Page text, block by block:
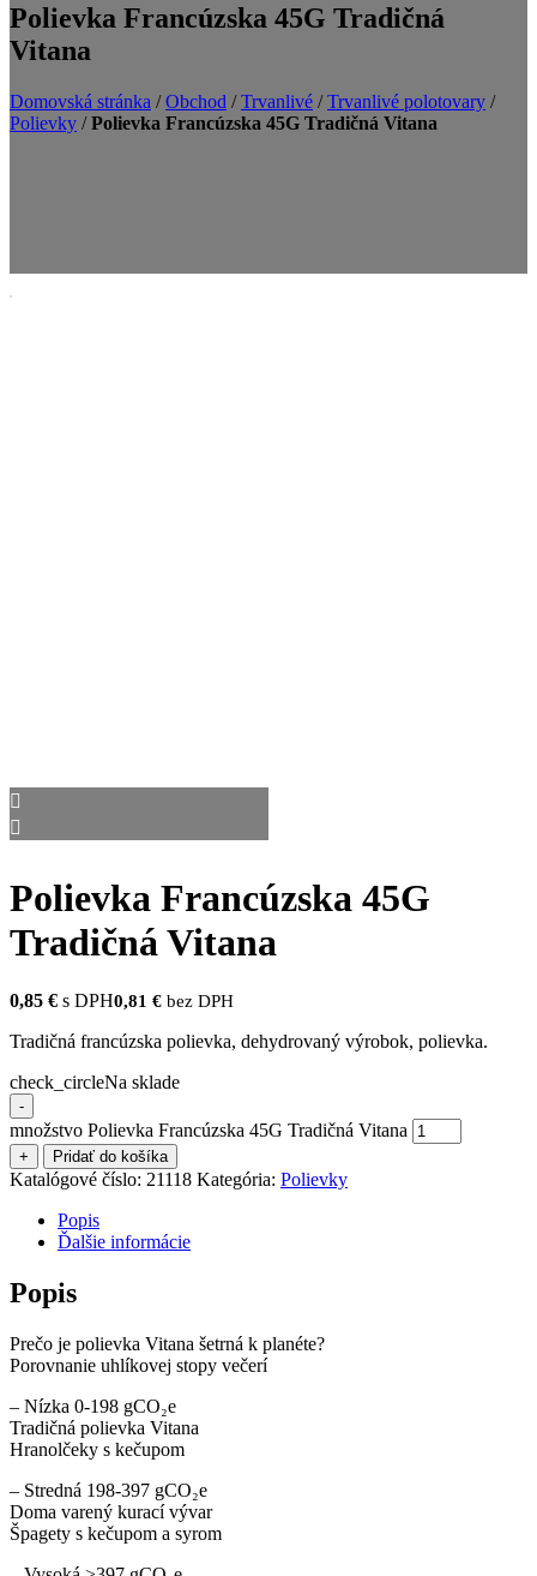
Polievka Francúzska 45G Tradičná
Vitana
Domovská stránka /Obchod /Trvanlivé /Trvanlivé polotovary /
Polievky /Polievka Francúzska 45G Tradičná Vitana
Polievka Francúzska 45G
Tradičná Vitana
0,85 € s DPH0,81 € bez DPH
Tradičná francúzska polievka, dehydrovaný výrobok, polievka.
check_circleNa sklade
-
množstvo Polievka Francúzska 45G Tradičná Vitana
+ Pridať do košíka
Katalógové číslo: 21118 Kategória: Polievky
Popis
Ďalšie informácie
Popis
Prečo je polievka Vitana šetrná k planéte?
Porovnanie uhlíkovej stopy večerí
– Nízka 0-198 gCO₂e
Tradičná polievka Vitana
Hranolčeky s kečupom
– Stredná 198-397 gCO₂e
Doma varený kurací vývar
Špagety s kečupom a syrom